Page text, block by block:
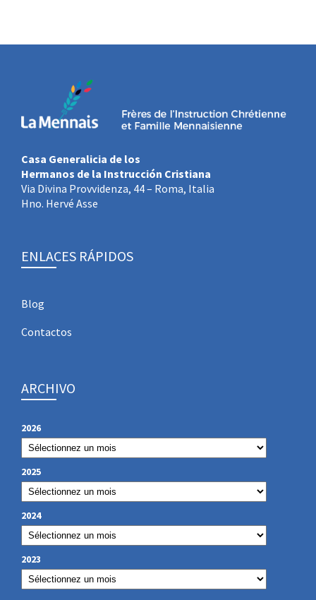
Casa Generalicia de los
Hermanos de la Instrucción Cristiana
Via Divina Provvidenza, 44 – Roma, Italia
Hno. Hervé Asse
ENLACES RÁPIDOS
Blog
Contactos
ARCHIVO
2026
2025
2024
2023